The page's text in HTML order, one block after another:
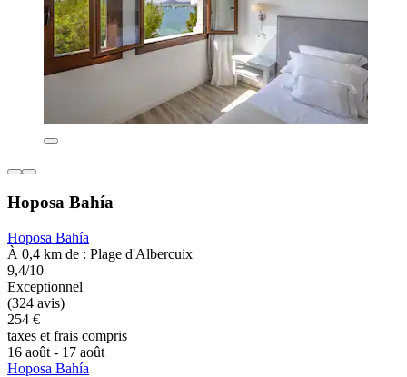
Hoposa Bahía
Hoposa Bahía
À 0,4 km de : Plage d'Albercuix
9,4/10
Exceptionnel
(324 avis)
254 €
taxes et frais compris
16 août - 17 août
Hoposa Bahía